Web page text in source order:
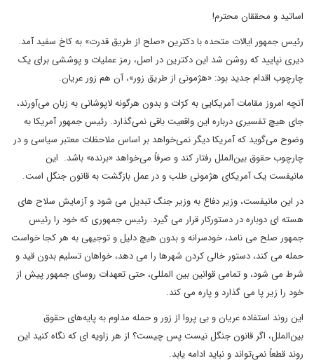
اساتید و محققان محترم!
رئیس جمهور ایالات متحده با دکترین «صلح از طریق قدرت» به کاخ سفید آمد.
دیری نپایید که روشن شد این دکترین در اصل، رمز عملیات و پوششی برای یک
چارچوب اقدام جدید بود: «هژمونی از طریق زور»، آن هم زور عریان.
آنچه امروز مقامات آمریکایی به کرّات و بدون هرگونه لاپوشانی به زبان می‌آورند،
جای هیچ تفسیری درباره این واقعیت باقی نمی‌گذارد. رئیس جمهور آمریکا به
وضوح می‌گوید که آمریکا دیگر نمی‌خواهد بر اساس ملاحظات معتبر سیاسی و در
چارچوب حقوق بین‌الملل رفتار کند و صرفاً می‌خواهد «برنده» باشد. این
مانیفست یک آمریکای هژمونی طلب و در عمل بازگشت به قانون جنگل است.
در این مانیفست، وزیر دفاع به وزیر جنگ تبدیل می شود و آزمایش سلاح های
هسته ای دوباره در دستورکار قرار می گیرد. رئیس جمهوری که خود را رئیس
جمهور صلح می نامد، خودسرانه و بدون هیچ دلیل و توجیهی به هر کجا خواست
حمله می کند، دستور خالی کردن شهرها را می دهد، خواهان تسلیم بدون قید و
شرط می شود، و تمامی قوانین بین المللی، حتی تعهدات روسای جمهور پیش از
خود را زیر پا می گذارد و پاره می کند.
این روند استفاده عریان و بی پروا از زور و حمله مداوم به پایه‌های حقوق
بین‌الملل، اگر قانون جنگل نیست پس چیست؟ از هر زاویه ای که نگاه کنید این
روند قطعاً نمی‌تواند و نباید ادامه یابد.